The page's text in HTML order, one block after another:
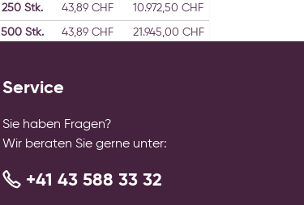
250 Stk. 43,89 CHF 10.972,50 CHF
500 Stk. 43,89 CHF
21.945,00 CHF
Service
Sie haben Fragen?
Wir beraten Sie gerne unter:
+41 43 588 33 32